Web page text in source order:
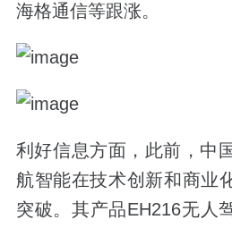
海格通信等跟涨。
利好信息方面，此前，中
航智能在技术创新和商业
突破。其产品EH216无人